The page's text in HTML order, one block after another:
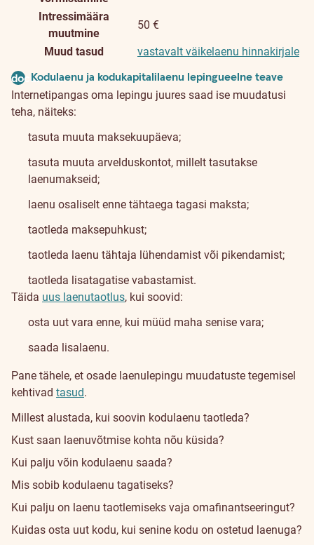
Intressimäära
muutmine
50 €
Muud tasud
vastavalt väikelaenu hinnakirjale
document
Kodulaenu ja kodukapitalilaenu lepingueelne teave
Internetipangas oma lepingu juures saad ise muudatusi
teha, näiteks:
tasuta muuta maksekuupäeva;
tasuta muuta arvelduskontot, millelt tasutakse
laenumakseid;
laenu osaliselt enne tähtaega tagasi maksta;
taotleda maksepuhkust;
taotleda laenu tähtaja lühendamist või pikendamist;
taotleda lisatagatise vabastamist.
Täida uus laenutaotlus, kui soovid:
osta uut vara enne, kui müüd maha senise vara;
saada lisalaenu.
Pane tähele, et osade laenulepingu muudatuste tegemisel
kehtivad tasud.
Millest alustada, kui soovin kodulaenu taotleda?
Kust saan laenuvõtmise kohta nõu küsida?
Kui palju võin kodulaenu saada?
Mis sobib kodulaenu tagatiseks?
Kui palju on laenu taotlemiseks vaja omafinantseeringut?
Kuidas osta uut kodu, kui senine kodu on ostetud laenuga?